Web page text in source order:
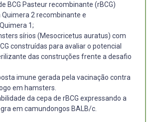
BCG Pasteur recombinante (rBCG)
Quimera 2 recombinante e
1;
sírios (Mesocricetus auratus) com
construídas para avaliar o potencial
das construções frente a desafio
imune gerada pela vacinação contra
em hamsters.
da cepa de rBCG expressando a
em camundongos BALB/c.